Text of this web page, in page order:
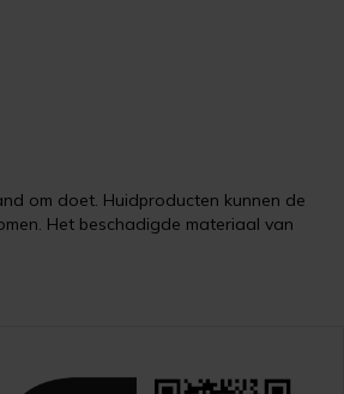
om doet. Huidproducten kunnen de
Het beschadigde materiaal van